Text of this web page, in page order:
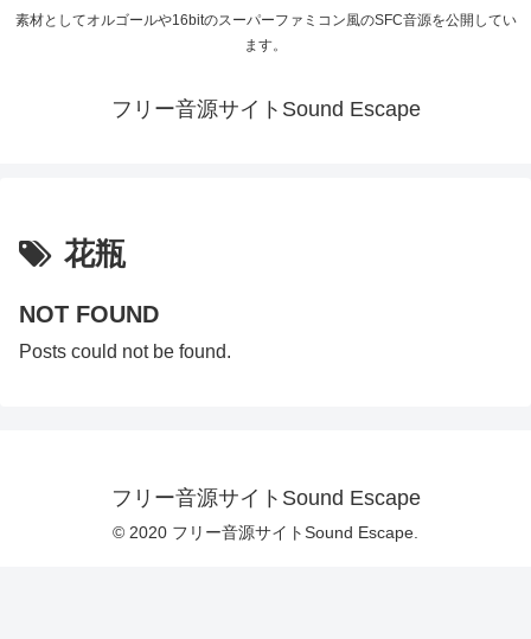
素材としてオルゴールや16bitのスーパーファミコン風のSFC音源を公開してい
ます。
フリー音源サイトSound Escape
花瓶
NOT FOUND
Posts could not be found.
フリー音源サイトSound Escape
© 2020 フリー音源サイトSound Escape.